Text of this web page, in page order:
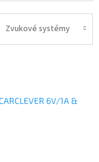
Zvukové systémy
6V/1A &